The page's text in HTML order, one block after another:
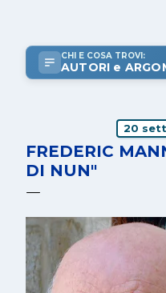
CHI E COSA TROVI:
AUTORI e
20
FREDERIC
DI NUN"